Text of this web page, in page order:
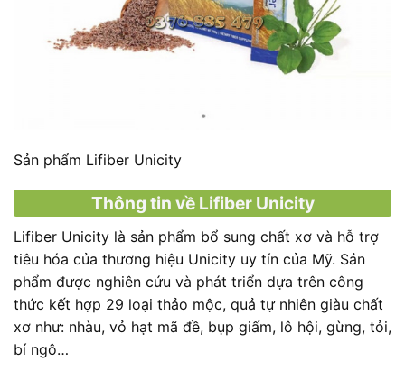
Sản phẩm Lifiber Unicity
Thông tin về Lifiber Unicity
Lifiber Unicity là sản phẩm bổ sung chất xơ và hỗ trợ
tiêu hóa của thương hiệu Unicity uy tín của Mỹ. Sản
phẩm được nghiên cứu và phát triển dựa trên công
thức kết hợp 29 loại thảo mộc, quả tự nhiên giàu chất
xơ như: nhàu, vỏ hạt mã đề, bụp giấm, lô hội, gừng, tỏi,
bí ngô…